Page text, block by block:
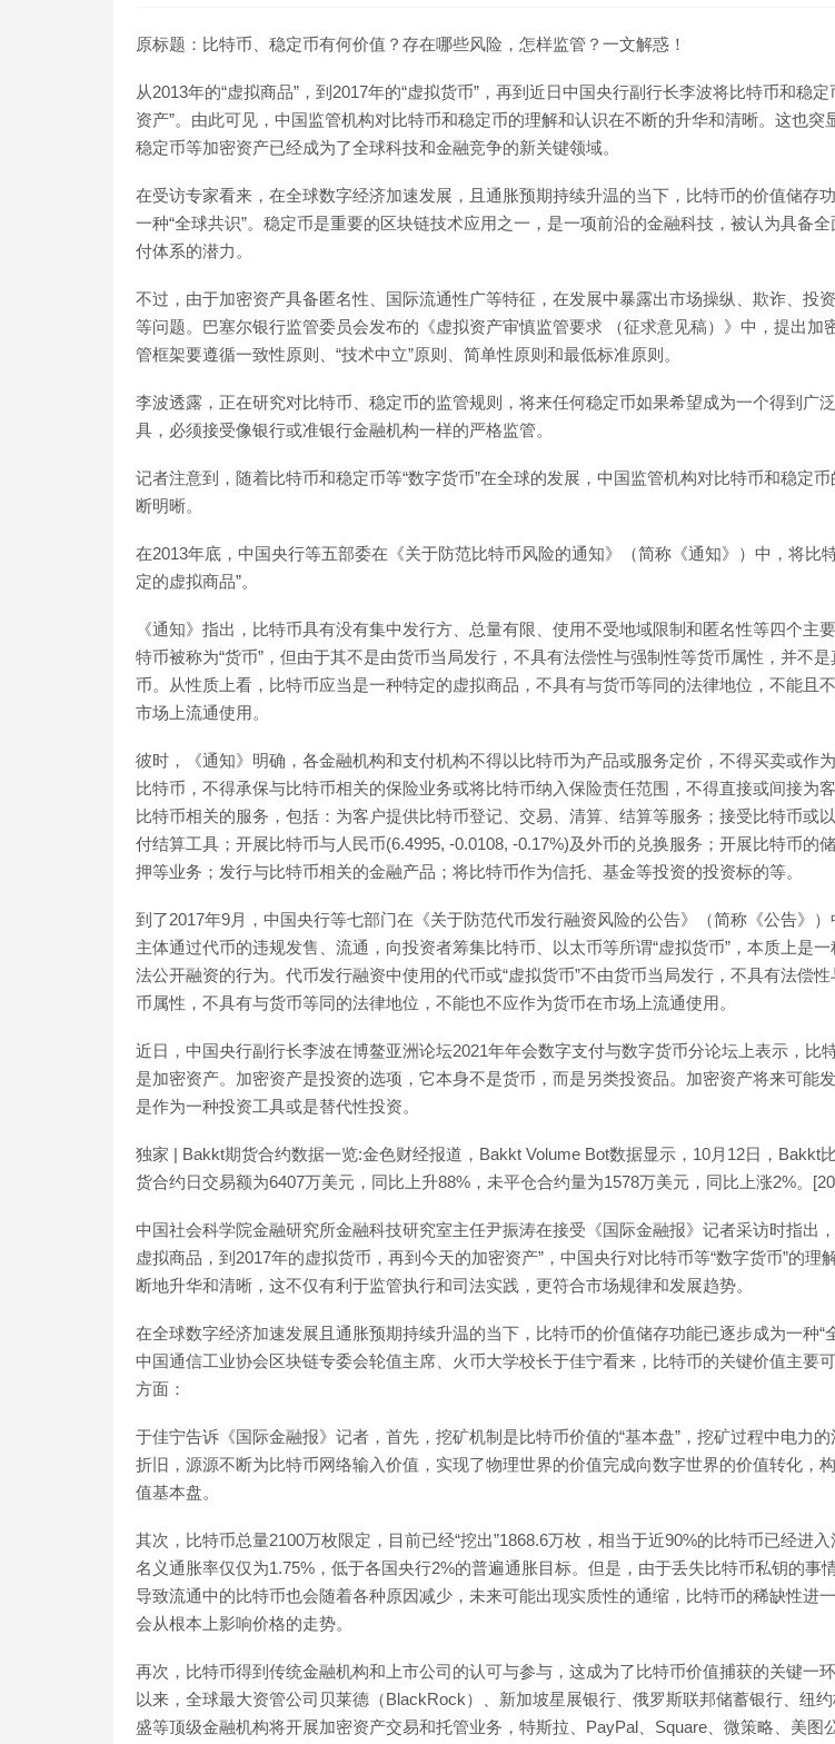
原标题：比特币、稳定币有何价值？存在哪些风险，怎样监管？一文解惑！
从2013年的“虚拟商品”，到2017年的“虚拟货币”，再到近日中国央行副行长李波将比特币和稳定
资产”。由此可见，中国监管机构对比特币和稳定币的理解和认识在不断的升华和清晰。这也突
稳定币等加密资产已经成为了全球科技和金融竞争的新关键领域。
在受访专家看来，在全球数字经济加速发展，且通胀预期持续升温的当下，比特币的价值储存
一种“全球共识”。稳定币是重要的区块链技术应用之一，是一项前沿的金融科技，被认为具备
付体系的潜力。
不过，由于加密资产具备匿名性、国际流通性广等特征，在发展中暴露出市场操纵、欺诈、投资
等问题。巴塞尔银行监管委员会发布的《虚拟资产审慎监管要求 （征求意见稿）》中，提出加
管框架要遵循一致性原则、“技术中立”原则、简单性原则和最低标准原则。
李波透露，正在研究对比特币、稳定币的监管规则，将来任何稳定币如果希望成为一个得到广
具，必须接受像银行或准银行金融机构一样的严格监管。
记者注意到，随着比特币和稳定币等“数字货币”在全球的发展，中国监管机构对比特币和稳定
断明晰。
在2013年底，中国央行等五部委在《关于防范比特币风险的通知》（简称《通知》）中，将比
定的虚拟商品”。
《通知》指出，比特币具有没有集中发行方、总量有限、使用不受地域限制和匿名性等四个主
特币被称为“货币”，但由于其不是由货币当局发行，不具有法偿性与强制性等货币属性，并不
币。从性质上看，比特币应当是一种特定的虚拟商品，不具有与货币等同的法律地位，不能且
市场上流通使用。
彼时，《通知》明确，各金融机构和支付机构不得以比特币为产品或服务定价，不得买卖或作
比特币，不得承保与比特币相关的保险业务或将比特币纳入保险责任范围，不得直接或间接为
比特币相关的服务，包括：为客户提供比特币登记、交易、清算、结算等服务；接受比特币或
付结算工具；开展比特币与人民币(6.4995, -0.0108, -0.17%)及外币的兑换服务；开展比特币的
押等业务；发行与比特币相关的金融产品；将比特币作为信托、基金等投资的投资标的等。
到了2017年9月，中国央行等七部门在《关于防范代币发行融资风险的公告》（简称《公告》）
主体通过代币的违规发售、流通，向投资者筹集比特币、以太币等所谓“虚拟货币”，本质上是
法公开融资的行为。代币发行融资中使用的代币或“虚拟货币”不由货币当局发行，不具有法偿
币属性，不具有与货币等同的法律地位，不能也不应作为货币在市场上流通使用。
近日，中国央行副行长李波在博鳌亚洲论坛2021年年会数字支付与数字货币分论坛上表示，比
是加密资产。加密资产是投资的选项，它本身不是货币，而是另类投资品。加密资产将来可能
是作为一种投资工具或是替代性投资。
独家 | Bakkt期货合约数据一览:金色财经报道，Bakkt Volume Bot数据显示，10月12日，Bakkt
货合约日交易额为6407万美元，同比上升88%，未平仓合约量为1578万美元，同比上涨2%。
中国社会科学院金融研究所金融科技研究室主任尹振涛在接受《国际金融报》记者采访时指出
虚拟商品，到2017年的虚拟货币，再到今天的加密资产”，中国央行对比特币等“数字货币”的理
断地升华和清晰，这不仅有利于监管执行和司法实践，更符合市场规律和发展趋势。
在全球数字经济加速发展且通胀预期持续升温的当下，比特币的价值储存功能已逐步成为一种“
中国通信工业协会区块链专委会轮值主席、火币大学校长于佳宁看来，比特币的关键价值主要
方面：
于佳宁告诉《国际金融报》记者，首先，挖矿机制是比特币价值的“基本盘”，挖矿过程中电力
折旧，源源不断为比特币网络输入价值，实现了物理世界的价值完成向数字世界的价值转化，
值基本盘。
其次，比特币总量2100万枚限定，目前已经“挖出”1868.6万枚，相当于近90%的比特币已经进
名义通胀率仅仅为1.75%，低于各国央行2%的普遍通胀目标。但是，由于丢失比特币私钥的事
导致流通中的比特币也会随着各种原因减少，未来可能出现实质性的通缩，比特币的稀缺性进
会从根本上影响价格的走势。
再次，比特币得到传统金融机构和上市公司的认可与参与，这成为了比特币价值捕获的关键一
以来，全球最大资管公司贝莱德（BlackRock）、新加坡星展银行、俄罗斯联邦储蓄银行、纽
盛等顶级金融机构将开展加密资产交易和托管业务，特斯拉、PayPal、Square、微策略、美图